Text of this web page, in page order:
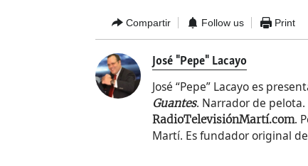
Compartir Follow us Print
José "Pepe" Lacayo
José “Pepe” Lacayo es
Guantes. Narrador de
RadioTelevisiónMartí.com.
Martí. Es fundador original